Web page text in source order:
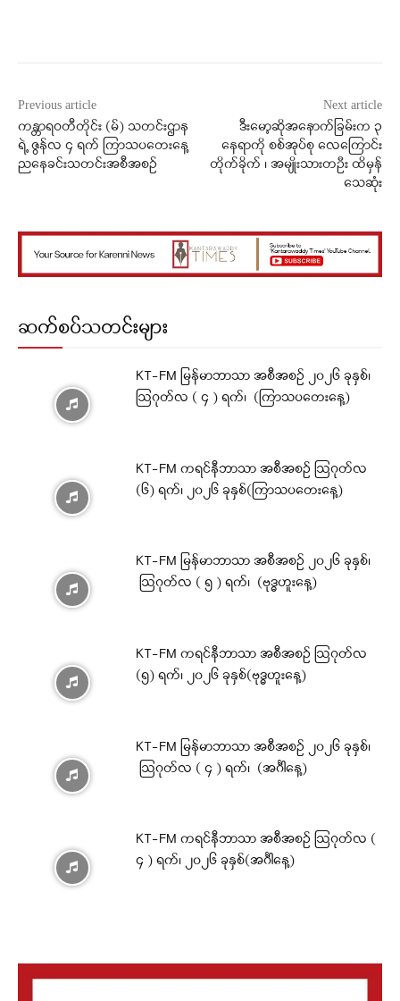
Previous article
ကန္တာရဝတီတိုင်း (မ်) သတင်းဌာန
ရဲ့ ဇွန်လ ၄ ရက် ကြာသပတေးနေ့
ညနေခင်းသတင်းအစီအစဉ်
Next article
ဒီးမော့ဆိုအနောက်ခြမ်းက ၃
နေရာကို စစ်အုပ်စု လေကြောင်း
တိုက်ခိုက် ၊ အမျိုးသားတဦး ထိမှန်
သေဆုံး
ဆက်စပ်သတင်းများ
KT-FM မြန်မာဘာသာ အစီအစဉ် ၂၀၂၆ ခုနှစ်၊
ဩဂုတ်လ ( ၄ ) ရက်၊ (ကြာသပတေးနေ့)
KT-FM ကရင်နီဘာသာ အစီအစဉ် ဩဂုတ်လ
(၆) ရက်၊ ၂၀၂၆ ခုနှစ်(ကြာသပတေးနေ့)
KT-FM မြန်မာဘာသာ အစီအစဉ် ၂၀၂၆ ခုနှစ်၊
ဩဂုတ်လ ( ၅ ) ရက်၊ (ဗုဒ္ဓဟူးနေ့)
KT-FM ကရင်နီဘာသာ အစီအစဉ် ဩဂုတ်လ
(၅) ရက်၊ ၂၀၂၆ ခုနှစ်(ဗုဒ္ဓဟူးနေ့)
KT-FM မြန်မာဘာသာ အစီအစဉ် ၂၀၂၆ ခုနှစ်၊
ဩဂုတ်လ ( ၄ ) ရက်၊ (အင်္ဂါနေ့)
KT-FM ကရင်နီဘာသာ အစီအစဉ် ဩဂုတ်လ (
၄ ) ရက်၊ ၂၀၂၆ ခုနှစ်(အင်္ဂါနေ့)